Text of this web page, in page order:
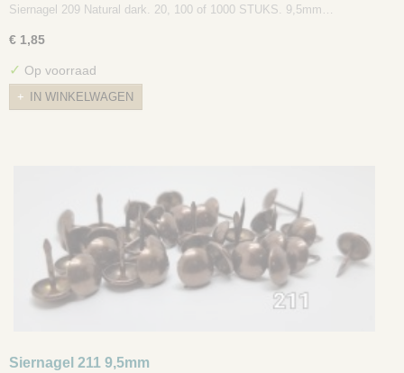
Siernagel 209 Natural dark. 20, 100 of 1000 STUKS. 9,5mm…
€ 1,85
✓ Op voorraad
IN WINKELWAGEN
Siernagel 211 9,5mm